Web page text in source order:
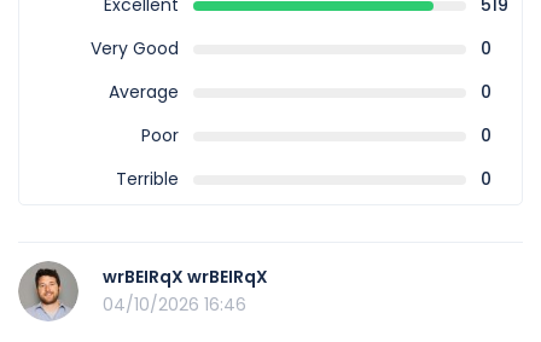
Excellent
519
Very Good
0
Average
0
Poor
0
Terrible
0
wrBEIRqX wrBEIRqX
04/10/2026 16:46